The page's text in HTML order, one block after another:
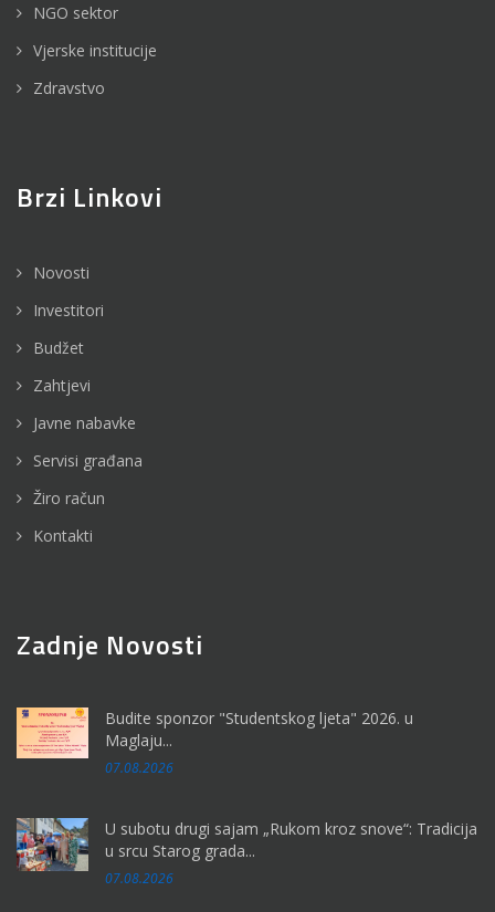
NGO sektor
Vjerske institucije
Zdravstvo
Brzi Linkovi
Novosti
Investitori
Budžet
Zahtjevi
Javne nabavke
Servisi građana
Žiro račun
Kontakti
Zadnje Novosti
Budite sponzor "Studentskog ljeta" 2026. u
Maglaju...
07.08.2026
U subotu drugi sajam „Rukom kroz snove“: Tradicija
u srcu Starog grada...
07.08.2026